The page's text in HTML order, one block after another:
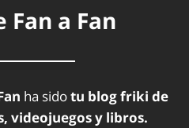
Fan a Fan
ha sidotu blog friki de
videojuegos y libros.